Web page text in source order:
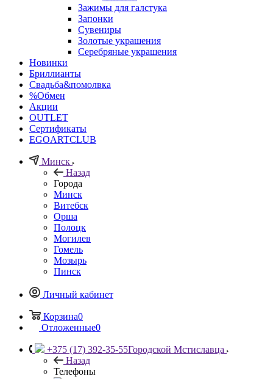
Зажимы для галстука
Запонки
Сувениры
Золотые украшения
Серебряные украшения
Новинки
Бриллианты
Свадьба&помолвка
%Обмен
Акции
OUTLET
Сертификаты
EGOARTCLUB
Минск
Назад
Города
Минск
Витебск
Орша
Полоцк
Могилев
Гомель
Мозырь
Пинск
Личный кабинет
Корзина0
Отложенные0
+375 (17) 392-35-55Городской Мстиславца
Назад
Телефоны